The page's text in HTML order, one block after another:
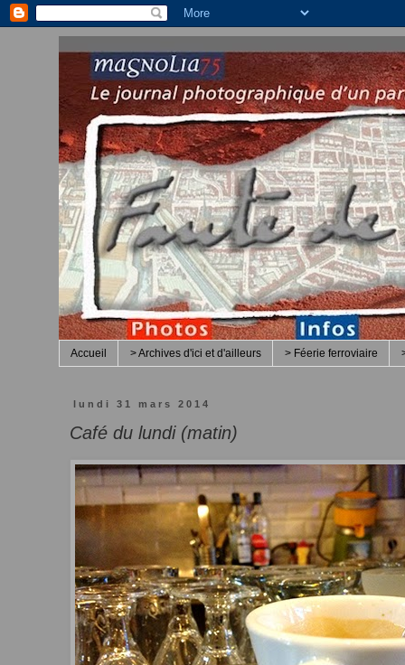
Accueil > Archives d'ici et d'ailleurs > Féerie ferroviaire
lundi 31 mars 2014
Café du lundi (matin)